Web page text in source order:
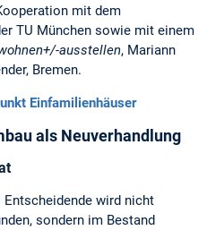
mit dem
TU München sowie mit einem
ausstellen, Mariann
Bremen.
Einfamilienhäuser
als Neuverhandlung
Entscheidende wird nicht
sondern im Bestand